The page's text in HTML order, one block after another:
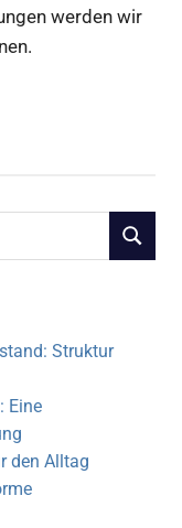
werden wir
SUCHEN
Struktur
Eine
den Alltag